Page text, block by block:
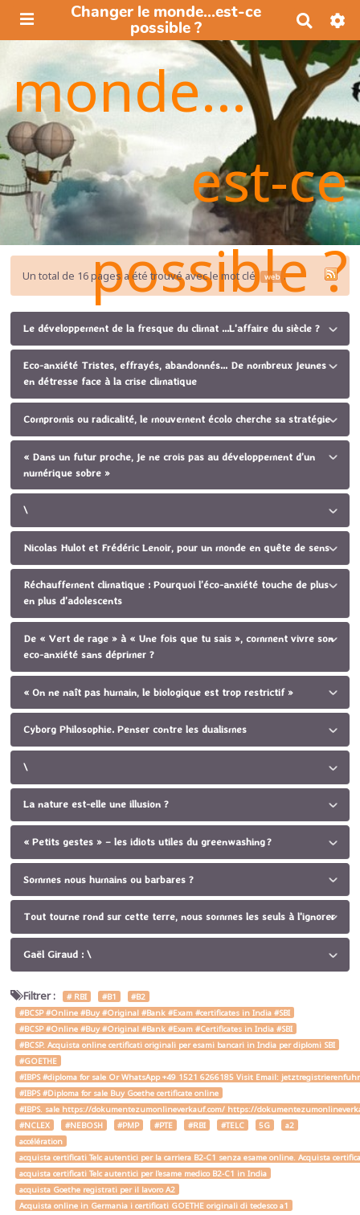
Changer le monde...est-ce
possible ?
c
h
e
r
c
h
monde...
est-ce
possible ?
Un total de 16 pages a été trouvé avec le mot clé web .
Le développement de la fresque du climat ...L'affaire du siècle ?
Eco-anxiété Tristes, effrayés, abandonnés... De nombreux jeunes
en détresse face à la crise climatique
Compromis ou radicalité, le mouvement écolo cherche sa stratégie
« Dans un futur proche, je ne crois pas au développement d’un
numérique sobre »
\
Nicolas Hulot et Frédéric Lenoir, pour un monde en quête de sens
Réchauffement climatique : Pourquoi l’éco-anxiété touche de plus
en plus d’adolescents
De « Vert de rage » à « Une fois que tu sais », comment vivre son
eco-anxiété sans déprimer ?
« On ne naît pas humain, le biologique est trop restrictif »
Cyborg Philosophie. Penser contre les dualismes
\
La nature est-elle une illusion ?
« Petits gestes » – les idiots utiles du greenwashing ?
Sommes nous humains ou barbares ?
Tout tourne rond sur cette terre, nous sommes les seuls à l'ignorer
Gaël Giraud : \
Filtrer : # RBI #B1
#B2
#BCSP #Online #Buy #Original #Bank #Exam #certificates in India #SBI
#BCSP #Online #Buy #Original #Bank #Exam #Certificates in India #SBI
#BCSP. Acquista online certificati originali per esami bancari in India per diplomi SBI
#GOETHE
#IBPS #diploma for sale Or WhatsApp +49 1521 6266185 Visit Email:
#IBPS #Diploma for sale Buy Goethe certificate online
#IBPS. sale https://dokumentezumonlineverkauf.com/ https://
#NCLEX
#NEBOSH #PMP #PTE #RBI #TELC 5G
a2
accélération
acquista certificati Telc autentici per la carriera B2-C1 senza esame online. Acquista
acquista certificati Telc autentici per l'esame medico B2-C1 in India
acquista Goethe registrati per il lavoro A2
Acquista online in Germania i certificati GOETHE originali di tedesco a1